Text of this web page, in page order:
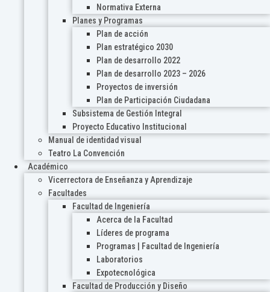
Normativa Externa
Planes y Programas
Plan de acción
Plan estratégico 2030
Plan de desarrollo 2022
Plan de desarrollo 2023 – 2026
Proyectos de inversión
Plan de Participación Ciudadana
Subsistema de Gestión Integral
Proyecto Educativo Institucional
Manual de identidad visual
Teatro La Convención
Académico
Vicerrectora de Enseñanza y Aprendizaje
Facultades
Facultad de Ingeniería
Acerca de la Facultad
Líderes de programa
Programas | Facultad de Ingeniería
Laboratorios
Expotecnológica
Facultad de Producción y Diseño